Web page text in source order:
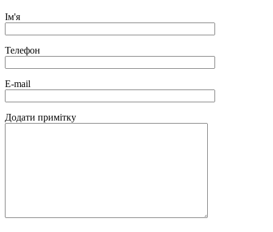
Ім'я
Телефон
E-mail
Додати примітку